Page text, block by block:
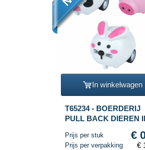
In winkelwagen
T65234 - BOERDERIJ
PULL BACK DIEREN
Prijs per stuk €
Prijs per verpakking €